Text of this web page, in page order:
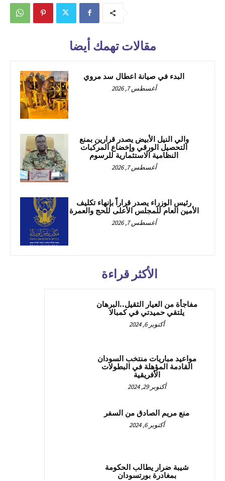
مقالات تهمك أيضا
البدء في صيانة اعطال سد مروي
أغسطس 7, 2026
والي النيل الأبيض يصدر قرارين بمنع
التحصيل الورقي وإخضاع المركبات
النظامية الاستثمارية للرسوم
أغسطس 7, 2026
رئيس الوزراء يصدر قراراً بإنهاء تكليف
الأمين العام للمجلس الأعلى للحج والعمرة
أغسطس 7, 2026
الأكثر قراءة
مفاجأة من العيار الثقيل..البرهان
يلتقي حميدتي في كمبالا
أكتوبر 6, 2024
مواعيد مباريات منتخب السودان
القادمة المؤهلة في البطولات
الأفريقية
أكتوبر 29, 2024
منع مريم الصادق من السفر
أكتوبر 6, 2024
شيبة ضرار يطالب الحكومة
بمغادرة بورتسودان